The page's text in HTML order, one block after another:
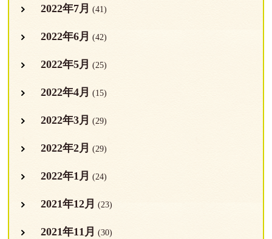
2022年7月 (41)
2022年6月 (42)
2022年5月 (25)
2022年4月 (15)
2022年3月 (29)
2022年2月 (29)
2022年1月 (24)
2021年12月 (23)
2021年11月 (30)